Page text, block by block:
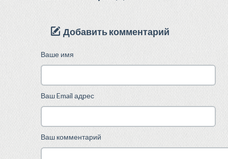
Добавить комментарий
Ваше имя
Ваш Email адрес
Ваш комментарий